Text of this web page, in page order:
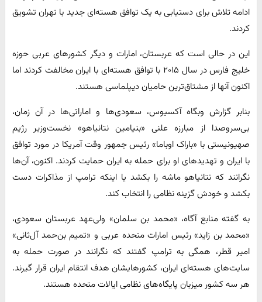
ادامه تلاش برای دستیابی به یک توافق هسته‌ای جدید با تهران تشویق
کردند.
این در حالی است که عربستان، امارات و دیگر کشورهای عربی حوزه
خلیج فارس در سال ۲۰۱۵ با توافق هسته‌ای با ایران مخالفت کردند اما
اکنون آنها از مشتاق‌ترین حامیان دیپلماسی هستند.
بنابر گزارش وبگاه آکسیوس، سعودی‌ها و اماراتی‌ها در آن زمان،
بی‌سروصدا از مبارزه علنی «بنیامین نتانیاهو» نخست‌وزیر رژیم
صهیونیستی با «باراک اوباما» رئیس جمهور وقت آمریکا در مورد توافق
با ایران و تهدیدهای او برای حمله به ایران حمایت کردند. اکنون، آن‌ها
نگرانند که نتانیاهو ماشه را بکشد یا اینکه ترامپ از مذاکرات دست
بکشد و خودش گزینه نظامی را انتخاب کند.
به گفته منابع آگاه، «محمد بن سلمان» ولی‌عهد عربستان سعودی،
«محمد بن زاید» رئیس امارات متحده عربی و «تمیم بن‌حمد آل‌ثانی»
امیر قطر، همگی به ترامپ گفتند که نگرانند در صورت حمله به
سایت‌های هسته‌ای ایران، کشورهایشان هدف انتقام ایران قرار گیرند.
هر سه کشور میزبان پایگاه‌های نظامی ایالات متحده هستند.